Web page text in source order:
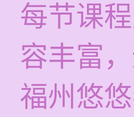
每节课
容丰富
福州悠